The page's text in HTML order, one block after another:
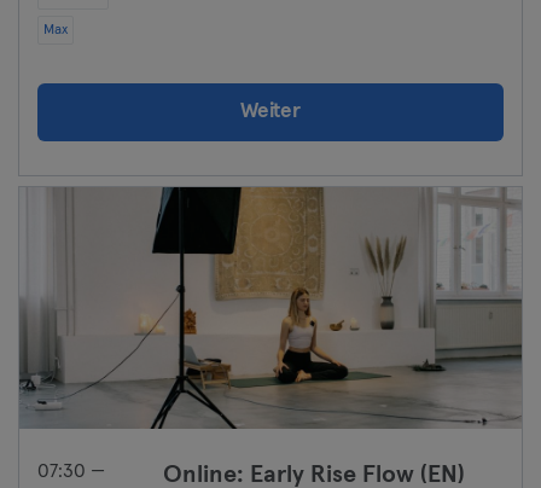
Max
Weiter
07:30 —
Online: Early Rise Flow (EN)